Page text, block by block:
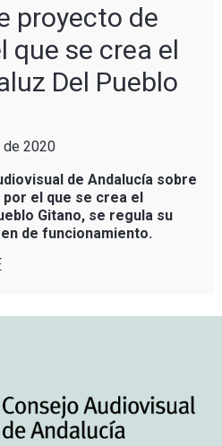
proyecto de
que se crea el
Del Pueblo
2020
de Andalucía sobre
el que se crea el
Gitano, se regula su
de funcionamiento.